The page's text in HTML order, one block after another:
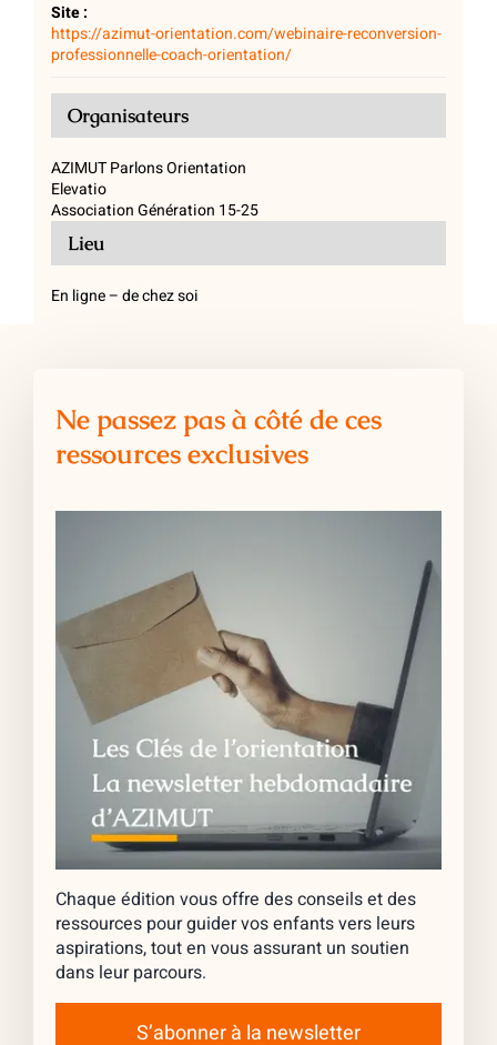
Site :
https://azimut-orientation.com/webinaire-reconversion-
professionnelle-coach-orientation/
Lieu
En ligne – de chez soi
Organisateurs
AZIMUT Parlons Orientation
Elevatio
Association Génération 15-25
Ne passez pas à côté de ces
ressources exclusives
Chaque édition vous offre des conseils et des
ressources pour guider vos enfants vers leurs
aspirations, tout en vous assurant un soutien
dans leur parcours.
S’abonner à la newsletter